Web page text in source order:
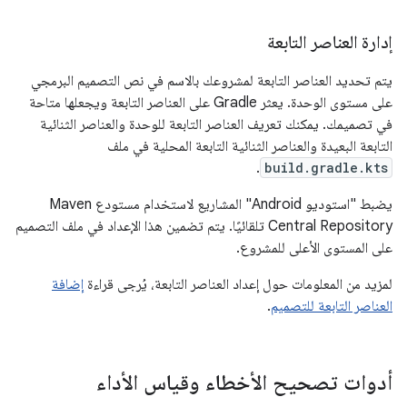
إدارة العناصر التابعة
يتم تحديد العناصر التابعة لمشروعك بالاسم في نص التصميم البرمجي
على مستوى الوحدة. يعثر Gradle على العناصر التابعة ويجعلها متاحة
في تصميمك. يمكنك تعريف العناصر التابعة للوحدة والعناصر الثنائية
التابعة البعيدة والعناصر الثنائية التابعة المحلية في ملف
build.gradle.kts
.
يضبط "استوديو Android" المشاريع لاستخدام مستودع Maven
Central Repository تلقائيًا. يتم تضمين هذا الإعداد في ملف التصميم
على المستوى الأعلى للمشروع.
لمزيد من المعلومات حول إعداد العناصر التابعة، يُرجى قراءة إضافة
العناصر التابعة للتصميم.
أدوات تصحيح الأخطاء وقياس الأداء